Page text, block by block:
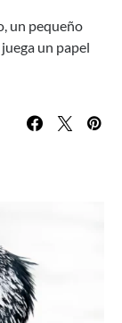
un pequeño
un papel